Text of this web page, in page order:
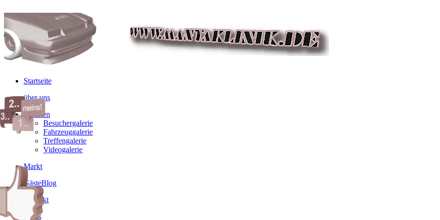
Startseite
über uns
Galerien
Besuchergalerie
Fahrzeuggalerie
Treffengalerie
Videogalerie
Markt
GästeBlog
Kontakt
Links